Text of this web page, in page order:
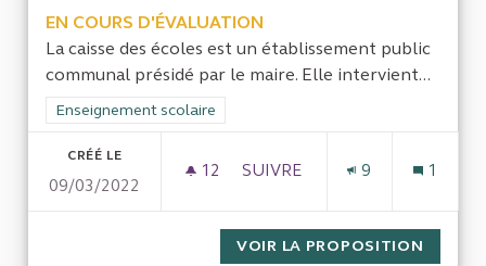
EN COURS D'ÉVALUATION
La caisse des écoles est un établissement public
communal présidé par le maire. Elle intervient...
Filtrer les résultats de la catégorie : Enseignement scolaire
Enseignement scolaire
CRÉÉ LE
09/03/2022
12 12 ABONNÉS
SUIVRE
9 1
VOIR LA PROPOSITION